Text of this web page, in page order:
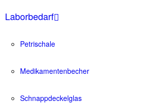
Laborbedarf
Petrischale
Medikamentenbecher
Schnappdeckelglas